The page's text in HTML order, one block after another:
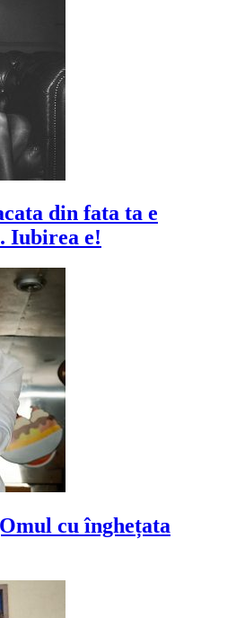
din fata ta e
Iubirea e!
cu înghețata